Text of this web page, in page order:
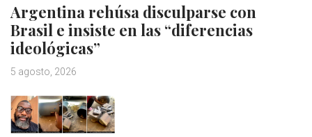
Argentina rehúsa disculparse con
Brasil e insiste en las “diferencias
ideológicas”
5 agosto, 2026